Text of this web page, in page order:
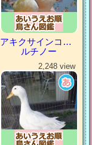
アキクサインコ（秋草インコ）
ルチノー
2,248 view